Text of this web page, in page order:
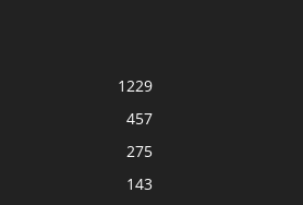
1229
457
275
143